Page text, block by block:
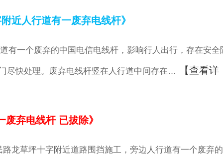
近人行道有一废弃电线杆》
有一个废弃的中国电信电线杆，影响行人出行，存在安全
尽快处理。废弃电线杆竖在人行道中间存在…
【查看详
弃电线杆 已拔除》
龙草坪十字附近道路围挡施工，旁边人行道有一个废弃